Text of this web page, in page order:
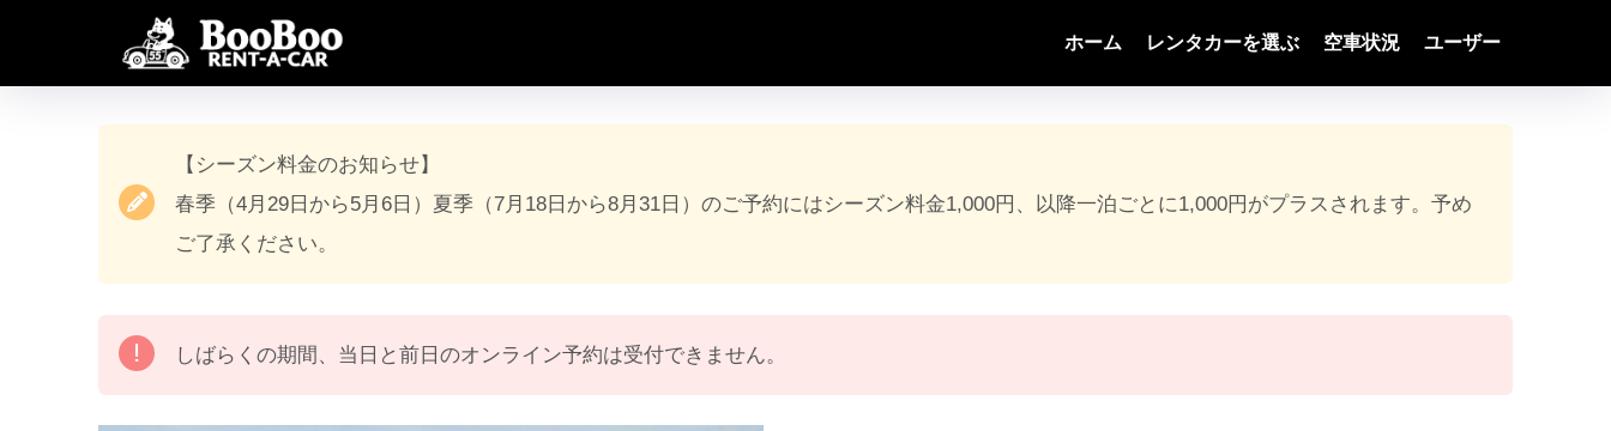
ホーム レンタカーを選ぶ 空車状況 ユーザー
【シーズン料金のお知らせ】
春季（4月29日から5月6日）夏季（7月18日から8月31日）のご予約にはシーズン料金1,000円、以降一泊ごとに1,000円がプラスされます。予め
ご了承ください。
しばらくの期間、当日と前日のオンライン予約は受付できません。